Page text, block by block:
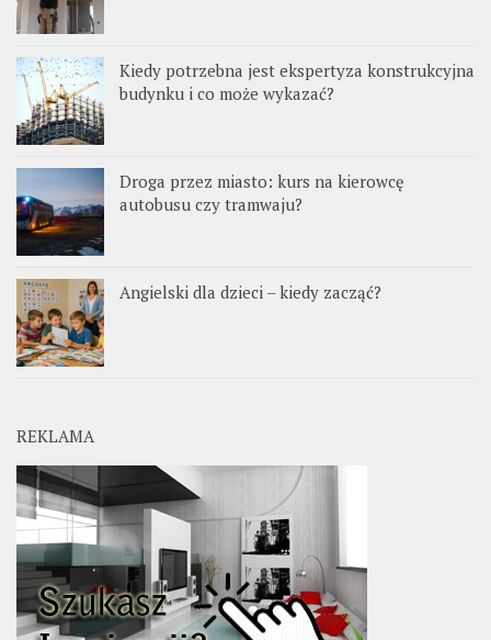
Kiedy potrzebna jest ekspertyza konstrukcyjna
budynku i co może wykazać?
Droga przez miasto: kurs na kierowcę
autobusu czy tramwaju?
Angielski dla dzieci – kiedy zacząć?
REKLAMA